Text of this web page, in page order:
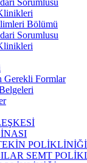
Bölümü
Sorumlusu
Gerekli Formlar
POLİKLİNİĞİ
SEMT